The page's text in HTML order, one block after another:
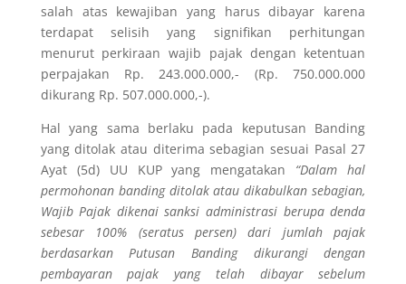
salah atas kewajiban yang harus dibayar karena
terdapat selisih yang signifikan perhitungan
menurut perkiraan wajib pajak dengan ketentuan
perpajakan Rp. 243.000.000,- (Rp. 750.000.000
dikurang Rp. 507.000.000,-).
Hal yang sama berlaku pada keputusan Banding
yang ditolak atau diterima sebagian sesuai Pasal 27
Ayat (5d) UU KUP yang mengatakan
“Dalam hal
permohonan banding ditolak atau dikabulkan sebagian,
Wajib Pajak dikenai sanksi administrasi berupa denda
sebesar 100% (seratus persen) dari jumlah pajak
berdasarkan Putusan Banding dikurangi dengan
pembayaran pajak yang telah dibayar sebelum